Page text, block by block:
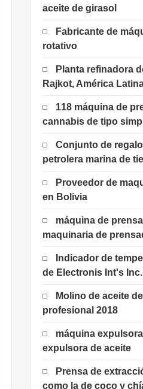
aceite de girasol
Fabricante de
rotativo
Planta refinadora
Rajkot, América
118 máquina de
cannabis de tipo
Conjunto de
petrolera marina de
Proveedor de
en Bolivia
máquina de
maquinaria de
Indicador de
de Electronis Int's Inc.
Molino de aceite
profesional 2018
máquina
expulsora de aceite
Prensa de
como la de coco y